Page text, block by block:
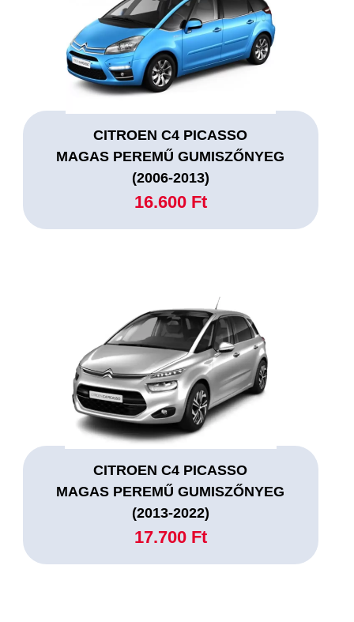
CITROEN C4 PICASSO
MAGAS PEREMŰ GUMISZŐNYEG
(2006-2013)
16.600 Ft
CITROEN C4 PICASSO
MAGAS PEREMŰ GUMISZŐNYEG
(2013-2022)
17.700 Ft